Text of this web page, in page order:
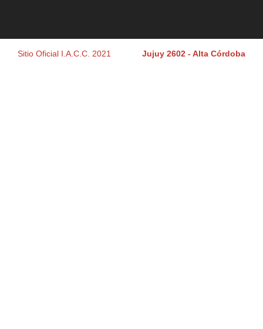
Sitio Oficial I.A.C.C. 2021 Jujuy 2602 - Alta Córdoba